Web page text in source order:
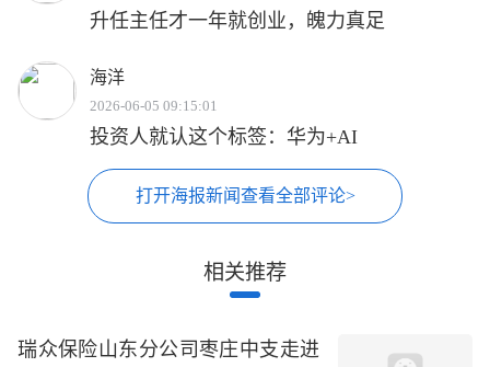
升任主任才一年就创业，魄力真足
海洋
2026-06-05 09:15:01
投资人就认这个标签：华为+AI
打开海报新闻查看全部评论>
相关推荐
瑞众保险山东分公司枣庄中支走进